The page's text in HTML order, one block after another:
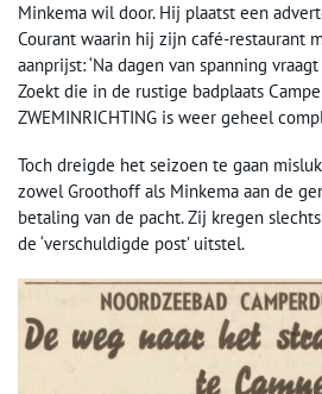
Minkema wil door. Hij plaatst een
Courant waarin hij zijn café-restaurant
aanprijst: ‘Na dagen van spanning
Zoekt die in de rustige badplaats
ZWEMINRICHTING is weer geheel
Toch dreigde het seizoen te gaan
zowel Groothoff als Minkema aan de
betaling van de pacht. Zij kregen
de ‘verschuldigde post’ uitstel.